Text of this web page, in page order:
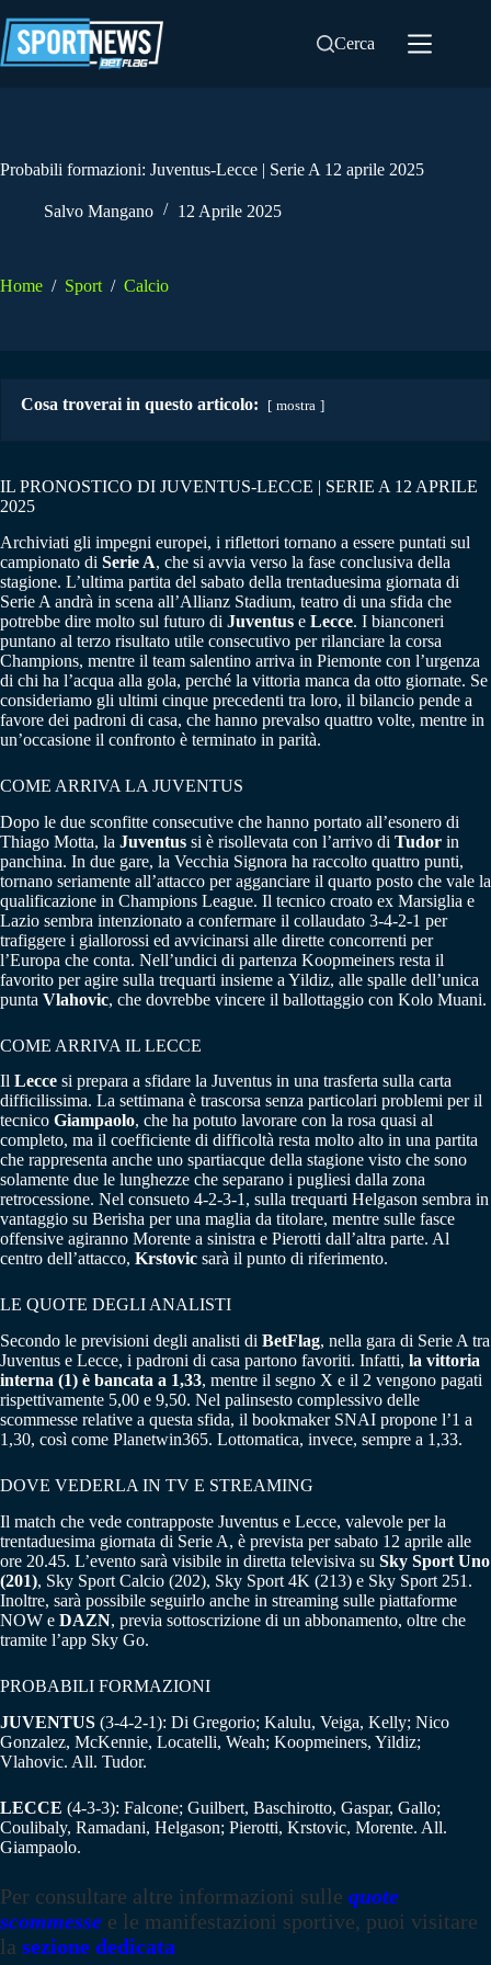
al
contenuto
Cerca
Probabili formazioni: Juventus-Lecce | Serie A 12 aprile 2025
Salvo Mangano 12 Aprile 2025
Home / Sport / Calcio
Cosa troverai in questo articolo: mostra
IL PRONOSTICO DI JUVENTUS-LECCE | SERIE A 12 APRILE
2025
Archiviati gli impegni europei, i riflettori tornano a essere puntati sul
campionato di Serie A, che si avvia verso la fase conclusiva della
stagione. L’ultima partita del sabato della trentaduesima giornata di
Serie A andrà in scena all’Allianz Stadium, teatro di una sfida che
potrebbe dire molto sul futuro di Juventus e Lecce. I bianconeri
puntano al terzo risultato utile consecutivo per rilanciare la corsa
Champions, mentre il team salentino arriva in Piemonte con l’urgenza
di chi ha l’acqua alla gola, perché la vittoria manca da otto giornate. Se
consideriamo gli ultimi cinque precedenti tra loro, il bilancio pende a
favore dei padroni di casa, che hanno prevalso quattro volte, mentre in
un’occasione il confronto è terminato in parità.
COME ARRIVA LA JUVENTUS
Dopo le due sconfitte consecutive che hanno portato all’esonero di
Thiago Motta, la Juventus si è risollevata con l’arrivo di Tudor in
panchina. In due gare, la Vecchia Signora ha raccolto quattro punti,
tornano seriamente all’attacco per agganciare il quarto posto che vale la
qualificazione in Champions League. Il tecnico croato ex Marsiglia e
Lazio sembra intenzionato a confermare il collaudato 3-4-2-1 per
trafiggere i giallorossi ed avvicinarsi alle dirette concorrenti per
l’Europa che conta. Nell’undici di partenza Koopmeiners resta il
favorito per agire sulla trequarti insieme a Yildiz, alle spalle dell’unica
punta Vlahovic, che dovrebbe vincere il ballottaggio con Kolo Muani.
COME ARRIVA IL LECCE
Il Lecce si prepara a sfidare la Juventus in una trasferta sulla carta
difficilissima. La settimana è trascorsa senza particolari problemi per il
tecnico Giampaolo, che ha potuto lavorare con la rosa quasi al
completo, ma il coefficiente di difficoltà resta molto alto in una partita
che rappresenta anche uno spartiacque della stagione visto che sono
solamente due le lunghezze che separano i pugliesi dalla zona
retrocessione. Nel consueto 4-2-3-1, sulla trequarti Helgason sembra in
vantaggio su Berisha per una maglia da titolare, mentre sulle fasce
offensive agiranno Morente a sinistra e Pierotti dall’altra parte. Al
centro dell’attacco, Krstovic sarà il punto di riferimento.
LE QUOTE DEGLI ANALISTI
Secondo le previsioni degli analisti di BetFlag, nella gara di Serie A tra
Juventus e Lecce, i padroni di casa partono favoriti. Infatti, la vittoria
interna (1) è bancata a 1,33, mentre il segno X e il 2 vengono pagati
rispettivamente 5,00 e 9,50. Nel palinsesto complessivo delle
scommesse relative a questa sfida, il bookmaker SNAI propone l’1 a
1,30, così come Planetwin365. Lottomatica, invece, sempre a 1,33.
DOVE VEDERLA IN TV E STREAMING
Il match che vede contrapposte Juventus e Lecce, valevole per la
trentaduesima giornata di Serie A, è prevista per sabato 12 aprile alle
ore 20.45. L’evento sarà visibile in diretta televisiva su Sky Sport Uno
(201), Sky Sport Calcio (202), Sky Sport 4K (213) e Sky Sport 251.
Inoltre, sarà possibile seguirlo anche in streaming sulle piattaforme
NOW e DAZN, previa sottoscrizione di un abbonamento, oltre che
tramite l’app Sky Go.
PROBABILI FORMAZIONI
JUVENTUS (3-4-2-1): Di Gregorio; Kalulu, Veiga, Kelly; Nico
Gonzalez, McKennie, Locatelli, Weah; Koopmeiners, Yildiz;
Vlahovic. All. Tudor.
LECCE (4-3-3): Falcone; Guilbert, Baschirotto, Gaspar, Gallo;
Coulibaly, Ramadani, Helgason; Pierotti, Krstovic, Morente. All.
Giampaolo.
Per consultare altre informazioni sulle quote
scommesse e le manifestazioni sportive, puoi visitare
la sezione dedicata